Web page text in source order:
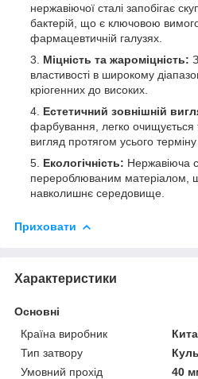
нержавіючої сталі запобігає
бактерій, що є ключовою
фармацевтичній галузях.
Міцність та жароміцність:
властивості в широкому
кріогенних до високих.
Естетичний зовнішній
фарбування, легко очищується
вигляд протягом усього
Екологічність: Нержавіюча
перероблюваним матеріалом,
навколишнє середовище.
Приховати
Характеристики
Основні
Країна виробник
Тип затвору
Умовний прохід
40